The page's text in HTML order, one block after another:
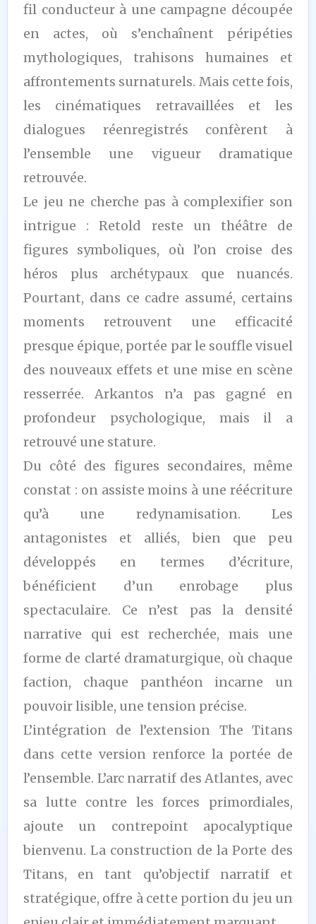
fil conducteur à une campagne découpée
en actes, où s’enchaînent péripéties
mythologiques, trahisons humaines et
affrontements surnaturels. Mais cette fois,
les cinématiques retravaillées et les
dialogues réenregistrés confèrent à
l’ensemble une vigueur dramatique
retrouvée.
Le jeu ne cherche pas à complexifier son
intrigue : Retold reste un théâtre de
figures symboliques, où l’on croise des
héros plus archétypaux que nuancés.
Pourtant, dans ce cadre assumé, certains
moments retrouvent une efficacité
presque épique, portée par le souffle visuel
des nouveaux effets et une mise en scène
resserrée. Arkantos n’a pas gagné en
profondeur psychologique, mais il a
retrouvé une stature.
Du côté des figures secondaires, même
constat : on assiste moins à une réécriture
qu’à une redynamisation. Les
antagonistes et alliés, bien que peu
développés en termes d’écriture,
bénéficient d’un enrobage plus
spectaculaire. Ce n’est pas la densité
narrative qui est recherchée, mais une
forme de clarté dramaturgique, où chaque
faction, chaque panthéon incarne un
pouvoir lisible, une tension précise.
L’intégration de l’extension The Titans
dans cette version renforce la portée de
l’ensemble. L’arc narratif des Atlantes, avec
sa lutte contre les forces primordiales,
ajoute un contrepoint apocalyptique
bienvenu. La construction de la Porte des
Titans, en tant qu’objectif narratif et
stratégique, offre à cette portion du jeu un